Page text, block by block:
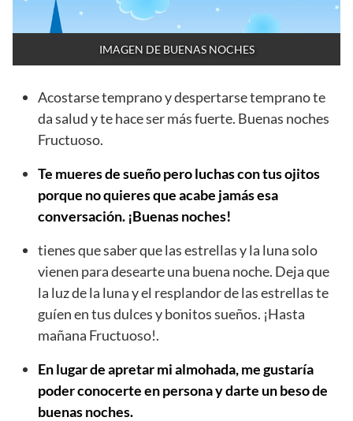
IMAGEN DE BUENAS NOCHES
Acostarse temprano y despertarse temprano te
da salud y te hace ser más fuerte. Buenas noches
Fructuoso.
Te mueres de sueño pero luchas con tus ojitos
porque no quieres que acabe jamás esa
conversación. ¡Buenas noches!
tienes que saber que las estrellas y la luna solo
vienen para desearte una buena noche. Deja que
la luz de la luna y el resplandor de las estrellas te
guíen en tus dulces y bonitos sueños. ¡Hasta
mañana Fructuoso!.
En lugar de apretar mi almohada, me gustaría
poder conocerte en persona y darte un beso de
buenas noches.